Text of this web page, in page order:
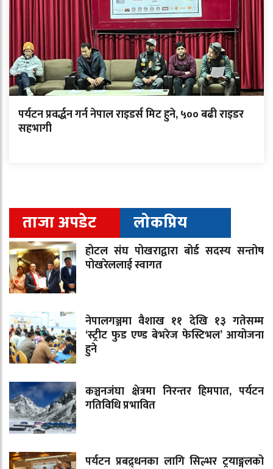
पर्यटन प्रवर्द्धन गर्न नेपाल राइडर्स मिट हुने, ५०० बढी राइडर
सहभागी
ताजा अपडेट लोकप्रिय
होटल संघ पोखराद्वारा बोर्ड सदस्य सन्तोष
पोखरेललाई स्वागत
नेपालगञ्जमा वैशाख ११ देखि १३ गतेसम्म
‘स्ट्रीट फुड एण्ड बेभरेज फेस्टिभल’ आयोजना
हुने
कञ्चनजंघा क्षेत्रमा निरन्तर हिमपात, पर्यटन
गतिविधि प्रभावित
पर्यटन प्रबद्र्धनका लागि सिल्भर ट्रयाङ्गलको